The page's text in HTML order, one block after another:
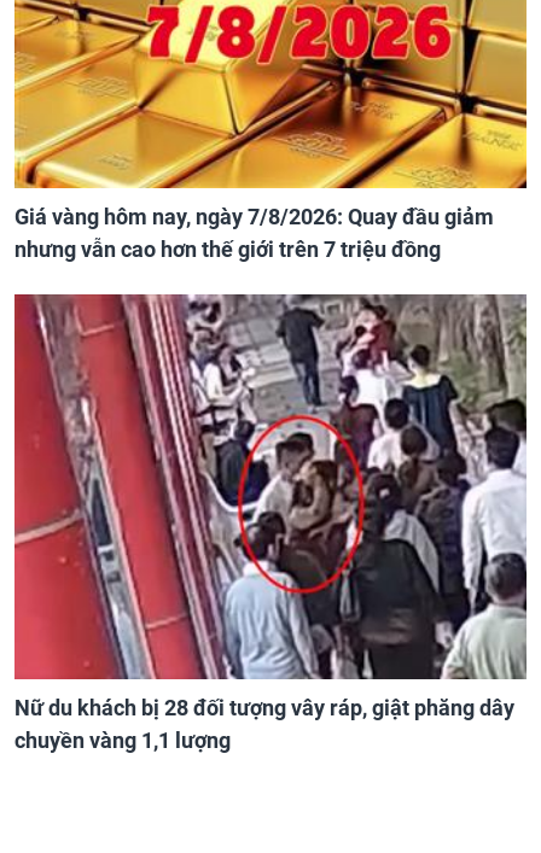
Giá vàng hôm nay, ngày 7/8/2026: Quay đầu giảm
nhưng vẫn cao hơn thế giới trên 7 triệu đồng
Nữ du khách bị 28 đối tượng vây ráp, giật phăng dây
chuyền vàng 1,1 lượng